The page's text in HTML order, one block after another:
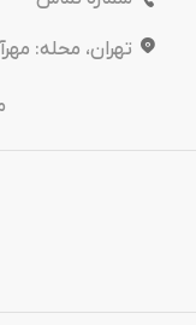
تهران، محله: